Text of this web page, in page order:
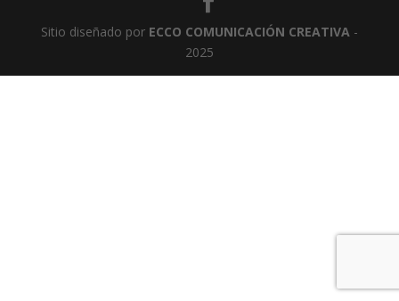
Sitio diseñado por ECCO COMUNICACIÓN CREATIVA-
2025